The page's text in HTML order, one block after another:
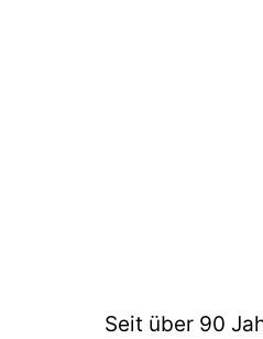
Seit über 90